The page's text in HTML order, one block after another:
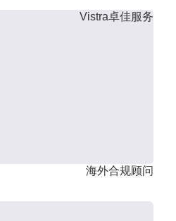
Vistra卓佳服务
海外合规顾问